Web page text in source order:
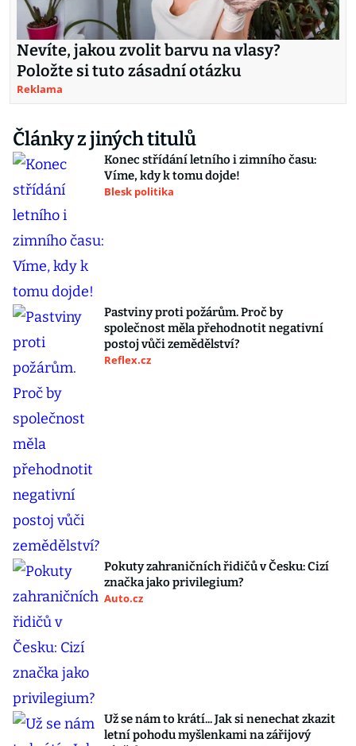
Nevíte, jakou zvolit barvu na vlasy?
Položte si tuto zásadní otázku
Reklama
Články z jiných titulů
Konec střídání letního i zimního času:
Víme, kdy k tomu dojde!
Blesk politika
Pastviny proti požárům. Proč by
společnost měla přehodnotit negativní
postoj vůči zemědělství?
Reflex.cz
Pokuty zahraničních řidičů v Česku: Cizí
značka jako privilegium?
Auto.cz
Už se nám to krátí... Jak si nenechat zkazit
letní pohodu myšlenkami na zářijový